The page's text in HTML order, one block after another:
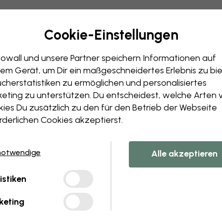
Unser Designteam kann
Größe oder Farben
Fügen Sie ein Objekt
Personalisieren Sie ein
Erstellen Sie Ihre eigene
in 45 cm breiten Bahnen
Cookie-Einstellungen
und unsere Partner speichern Informationen auf
Gerät, um Dir ein maßgeschneidertes Erlebnis zu
zu ermöglichen und personalisiertes
zu unterstützen. Du entscheidest, welche Arten
Du zusätzlich zu den für den Betrieb der Webseite
Cookies akzeptierst.
Alle akzeptieren